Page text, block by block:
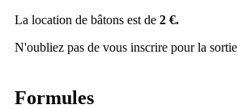
La location de bâtons est de 2 €.
N'oubliez pas de vous inscrire pour la sortie
Formules